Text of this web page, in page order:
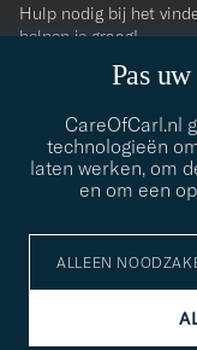
Pas
CareOfCarl.nl
technologieën
laten werken, om
en om een
ALLEEN
Hulp nodig bij het
helpen je graag!
STIJLADVIES
© Care of Carl